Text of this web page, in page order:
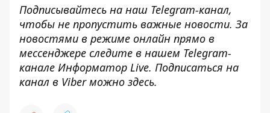
Подписывайтесь на наш Telegram-канал,
чтобы не пропустить важные новости. За
новостями в режиме онлайн прямо в
мессенджере следите в нашем Telegram-
канале Информатор Live. Подписаться на
канал в Viber можно здесь.